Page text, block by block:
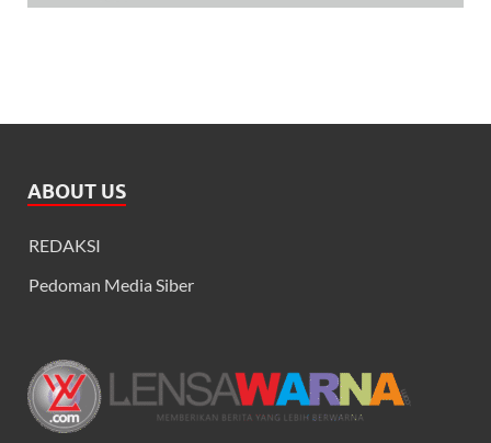
ABOUT US
REDAKSI
Pedoman Media Siber